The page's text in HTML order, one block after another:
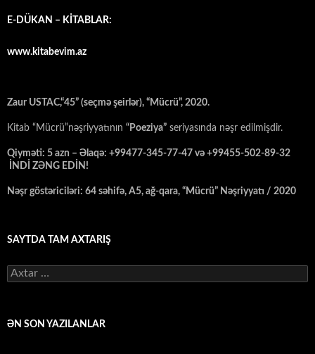
E-DÜKAN – KİTABLAR:
www.kitabevim.az
Zaur USTAC,“45” (seçmə şeirlər), “Mücrü”, 2020.
Kitab “Mücrü”nəşriyyatının “Poeziya” seriyasında nəşr edilmişdir.
Qiyməti: 5 azn – Əlaqə: +99477-345-77-47 və +99455-502-89-32
İNDİ ZƏNG EDİN!
Nəşr göstəriciləri: 64 səhifə, A5, ağ-qara, “Mücrü” Nəşriyyatı / 2020
SAYTDA TAM AXTARIŞ
Axtarış:
ƏN SON YAZILANLAR